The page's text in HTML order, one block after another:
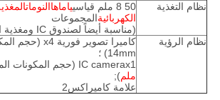
نظام التغذية
50 8 ملم قياسي ياماهاالنومات
الكهربائيةالمجموعات
(مناسبة أيضاً لصندوق IC ومغذية العصا)
نظام الرؤية
14mm) ؛
IC camerax1 (حجم المكونات المطبق:
ملم);
علامة كاميراكس2